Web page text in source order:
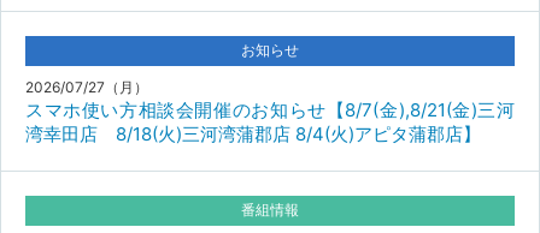
お知らせ
2026/07/27（月）
スマホ使い方相談会開催のお知らせ【8/7(金),8/21(金)三河
湾幸田店 8/18(火)三河湾蒲郡店 8/4(火)アピタ蒲郡店】
番組情報